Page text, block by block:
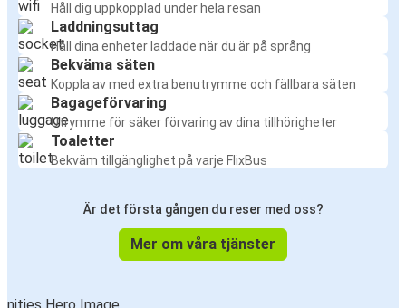
Håll dig uppkopplad under hela resan
Laddningsuttag
Håll dina enheter laddade när du är på språng
Bekväma säten
Koppla av med extra benutrymme och fällbara säten
Bagageförvaring
Utrymme för säker förvaring av dina tillhörigheter
Toaletter
Bekväm tillgänglighet på varje FlixBus
Är det första gången du reser med oss?
Mer om våra tjänster